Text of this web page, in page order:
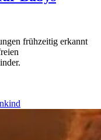
frühzeitig erkannt